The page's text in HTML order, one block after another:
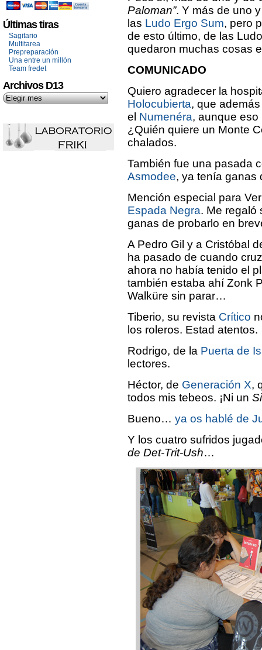
Últimas tiras
Sagitario
Multitarea
Prepreparación
Una entre un millón
Team fredet
Archivos D13
Paloman”. Y más de uno
las Ludo Ergo Sum, pero
de esto último, de las
quedaron muchas cosas
COMUNICADO
Quiero agradecer la
Holocubierta, que
el Numenéra, aunque
¿Quién quiere un Monte
chalados.
También fue una pasada
Asmodee, ya tenía ganas
Mención especial para
Espada Negra. Me regaló
ganas de probarlo en
A Pedro Gil y a Cristóbal
ha pasado de cuando
ahora no había tenido el
también estaba ahí Zonk
Walküre sin parar…
Tiberio, su revista Crítico
los roleros. Estad atentos.
Rodrigo, de la Puerta de
lectores.
Héctor, de Generación X,
todos mis tebeos. ¡Ni un
Bueno… ya os hablé de
Y los cuatro sufridos
de Det-Trit-Ush…